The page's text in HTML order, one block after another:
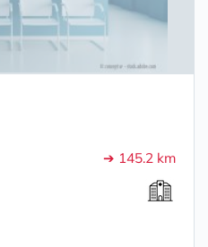
➔ 145.2 km